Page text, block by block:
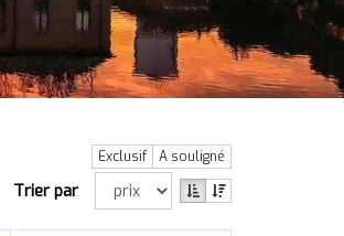
Exclusif A souligné
Trier par